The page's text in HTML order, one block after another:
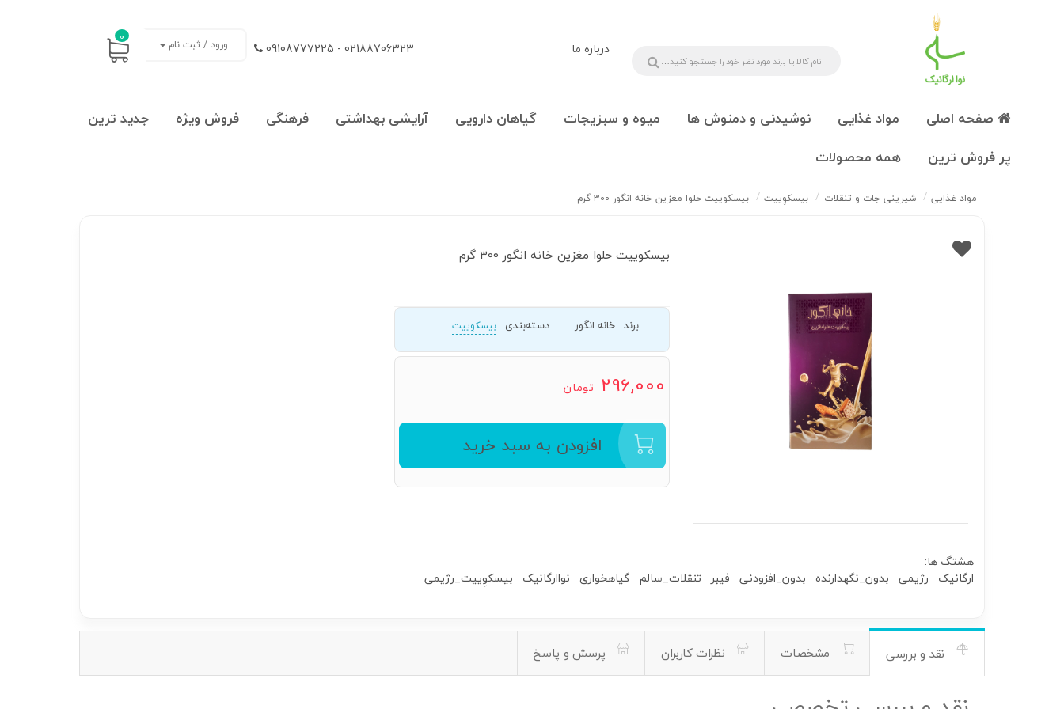
درباره ما 02188706323 - 09108777225 ورود / ثبت نام 0
صفحه اصلی مواد غذایی نوشیدنی و دمنوش ها میوه و سبزیجات گیاهان دارویی آرایشی بهداشتی فرهنگی فروش ویژه
جدید ترین
پر فروش ترین
همه محصولات
مواد غذایی شیرینی جات و تنقلات بیسکوِییت بیسکوییت حلوا مغزین خانه انگور 300 گرم
بیسکوییت حلوا مغزین خانه انگور 300 گرم
برند:خانه انگور دسته‌بندی :بیسکوِییت
296,000 تومان
افزودن به سبد خرید
هشتگ ها:
ارگانیک رژیمی بدون_نگهدارنده بدون_افزودنی فیبر تنقلات_سالم گیاهخواری نواارگانیک بیسکوِییت_رژیمی
نقد و بررسی مشخصات نظرات کاربران پرسش و پاسخ